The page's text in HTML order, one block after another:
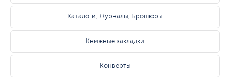
Каталоги, Журналы, Брошюры
Книжные закладки
Конверты